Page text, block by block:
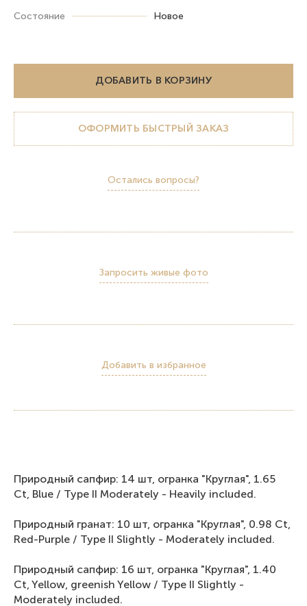
Состояние
Новое
ДОБАВИТЬ В КОРЗИНУ
ОФОРМИТЬ БЫСТРЫЙ ЗАКАЗ
Остались вопросы?
Запросить живые фото
Добавить в избранное
Природный сапфир: 14 шт, огранка "Круглая", 1.65
Ct, Blue / Type II Moderately - Heavily included.
Природный гранат: 10 шт, огранка "Круглая", 0.98 Ct,
Red-Purple / Type II Slightly - Moderately included.
Природный сапфир: 16 шт, огранка "Круглая", 1.40
Ct, Yellow, greenish Yellow / Type II Slightly -
Moderately included.